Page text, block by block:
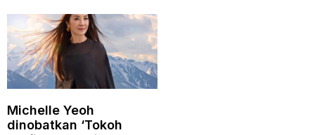
Michelle Yeoh
dinobatkan ‘Tokoh